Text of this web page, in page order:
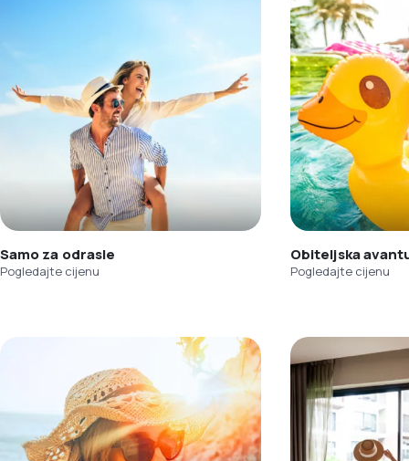
Samo za odrasle
Pogledajte cijenu
Obiteljska
Pogledajte cijenu